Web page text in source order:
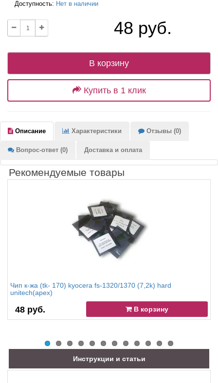
Доступность: Нет в наличии
48 руб.
В корзину
Купить в 1 клик
Описание Характеристики Отзывы (0)
Вопрос-ответ (0) Доставка и оплата
Рекомендуемые товары
Чип к-жа (tk- 170) kyocera fs-1320/1370 (7,2k) hard
unitech(apex)
48 руб. В корзину
Инструкции и статьи